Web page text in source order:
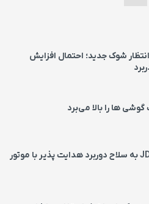
انتظار شوک جدید؛ احتمال افزایش
ها را بالا می‌برد
تبدیل بمب JDAM به سلاح دوربرد هدایت پذیر با موتور